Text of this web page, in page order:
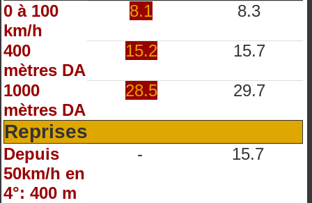
0 à 100
km/h
8.1 8.3
400
mètres DA
15.2 15.7
1000
mètres DA
28.5 29.7
Reprises
Depuis
50km/h en
4°: 400 m
- 15.7